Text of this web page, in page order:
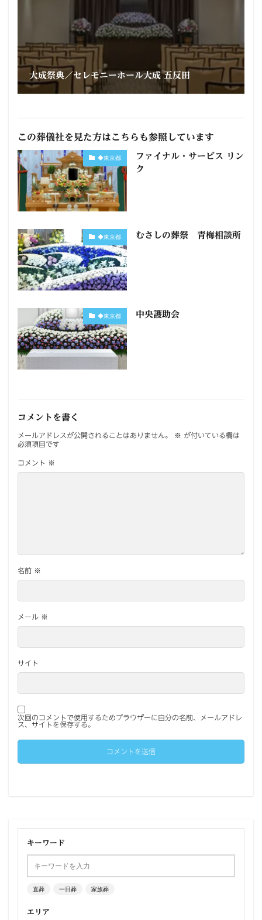
大成祭典／セレモニーホール大成 五反田
この葬儀社を見た方はこちらも参照しています
◆東京都
ファイナル・サービス リン
ク
◆東京都 むさしの葬祭 青梅相談所
◆東京都 中央護助会
コメントを書く
メールアドレスが公開されることはありません。 ※ が付いている欄は
必須項目です
コメント ※
名前 ※
メール ※
サイト
次回のコメントで使用するためブラウザーに自分の名前、メールアドレ
ス、サイトを保存する。
キーワード
直葬 一日葬 家族葬
エリア